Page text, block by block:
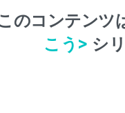
のコンテンツ
こう> シ